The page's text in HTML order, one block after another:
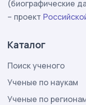
(биографические
– проект
Каталог
Поиск ученого
Ученые по наукам
Ученые по